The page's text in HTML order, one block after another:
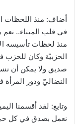
أضاف: منذ اللحظات
في قلب الميناء..
منذ لحظات تأسيسه
الحزبيّة وكان للحزب
صديق ولا يمكن أن
النضاليّ ودور المرأة
وتابع: لقد أقسمنا
نعمل بصدق في كل حيّ